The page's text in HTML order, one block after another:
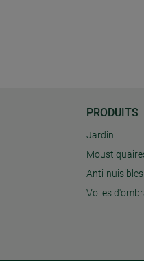
PRODUITS
Jardin
Anti-nuisibles
Voiles